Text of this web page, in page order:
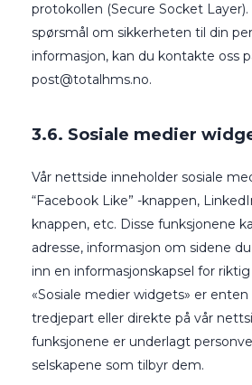
protokollen (Secure Socket Layer).
spørsmål om sikkerheten til din
informasjon, kan du kontakte oss
post@totalhms.no.
3.6. Sosiale medier
Vår nettside inneholder sosiale
“Facebook Like” -knappen,
knappen, etc. Disse funksjonene
adresse, informasjon om sidene
inn en informasjonskapsel for
«Sosiale medier widgets» er
tredjepart eller direkte på vår
funksjonene er underlagt
selskapene som tilbyr dem.